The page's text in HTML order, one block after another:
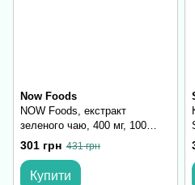
Now Foods
NOW Foods, екстракт
зеленого чаю, 400 мг, 100
вегетаріанських капсул
301 грн 431 грн
Купити